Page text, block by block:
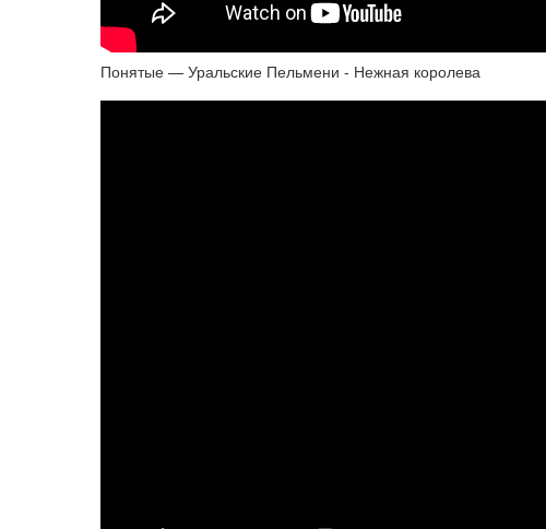
Понятые — Уральские Пельмени - Нежная королева